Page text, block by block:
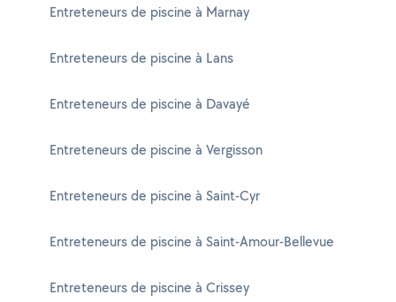
Entreteneurs de piscine à Marnay
Entreteneurs de piscine à Lans
Entreteneurs de piscine à Davayé
Entreteneurs de piscine à Vergisson
Entreteneurs de piscine à Saint-Cyr
Entreteneurs de piscine à Saint-Amour-Bellevue
Entreteneurs de piscine à Crissey